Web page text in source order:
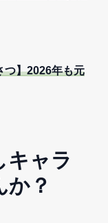
つ】2026年も元
キャラ
か？